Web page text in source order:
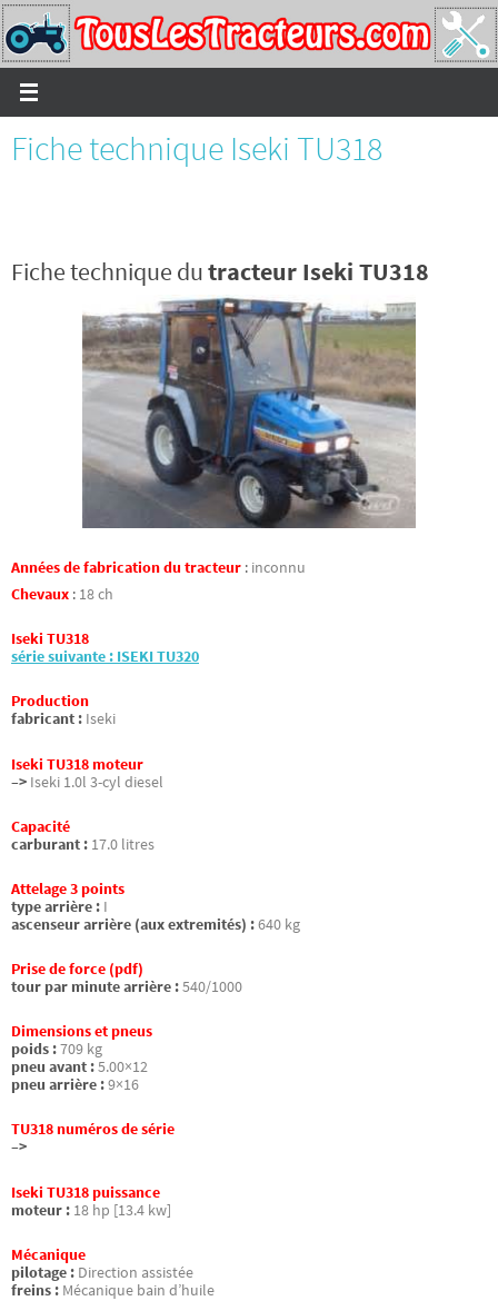
Passer
vers
le
contenu
Fiche technique Iseki TU318
Fiche technique dutracteur Iseki TU318
Années de fabrication du tracteur : inconnu
Chevaux : 18 ch
Iseki TU318
série suivante : ISEKI TU320
Production
fabricant : Iseki
Iseki TU318 moteur
–> Iseki 1.0l 3-cyl diesel
Capacité
carburant : 17.0 litres
Attelage 3 points
type arrière : I
ascenseur arrière (aux extremités) :640 kg
Prise de force (pdf)
tour par minute arrière :540/1000
Dimensions et pneus
poids :709 kg
pneu avant :5.00×12
pneu arrière :9×16
TU318 numéros de série
–>
Iseki TU318 puissance
moteur : 18 hp [13.4 kw]
Mécanique
pilotage : Direction assistée
freins : Mécanique bain d’huile